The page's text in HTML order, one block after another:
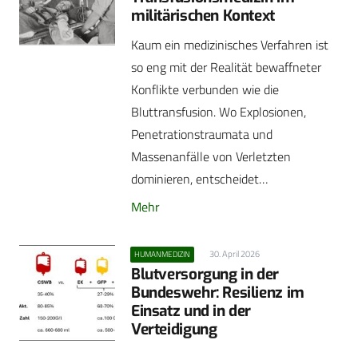
militärischen Kontext
Kaum ein medizinisches Verfahren ist
so eng mit der Realität bewaffneter
Konflikte verbunden wie die
Bluttransfusion. Wo Explosionen,
Penetrationstraumata und
Massenanfälle von Verletzten
dominieren, entscheidet…
Mehr
HUMANMEDIZIN 30. April 2026
Blutversorgung in der
Bundeswehr: Resilienz im
Einsatz und in der
Verteidigung